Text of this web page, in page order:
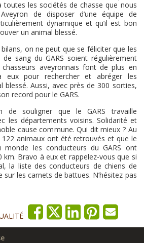
les sociétés de chasse que nous
de disposer d’une équipe de
dynamique et qu’il est bon
un animal blessé.
bilans, on ne peut que se féliciter que les
sang du GARS soient régulièrement
aveyronnais font de plus en
eux pour rechercher et abréger les
blessé. Aussi, avec près de 300 sorties,
record pour le GARS.
de souligner que le GARS travaille
les départements voisins. Solidarité et
cause commune. Qui dit mieux ? Au
animaux ont été retrouvés et que le
monde les conducteurs du GARS ont
km. Bravo à eux et rappelez-vous que si
la liste des conducteurs de chiens de
sur les carnets de battues. N’hésitez pas